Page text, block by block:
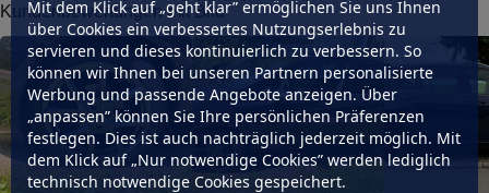
Mit dem Klick auf „geht klar” ermöglichen Sie uns Ihnen
über Cookies ein verbessertes Nutzungserlebnis zu
servieren und dieses kontinuierlich zu verbessern. So
können wir Ihnen bei unseren Partnern personalisierte
Werbung und passende Angebote anzeigen. Über
„anpassen” können Sie Ihre persönlichen Präferenzen
festlegen. Dies ist auch nachträglich jederzeit möglich. Mit
dem Klick auf „Nur notwendige Cookies” werden lediglich
technisch notwendige Cookies gespeichert.
Breite (in Zoll)
6,5
Größe (in Zoll)
16
Einpresstiefe (in mm)
40
Lochkreis (Anzahl der Löcher)
Kundenbewertungen mit Bild